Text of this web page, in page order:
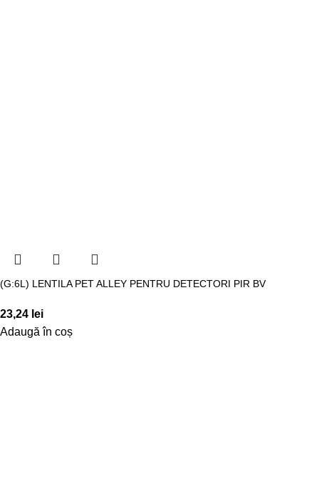
(G:6L) LENTILA PET ALLEY PENTRU DETECTORI PIR BV
23,24 lei
Adaugă în coș